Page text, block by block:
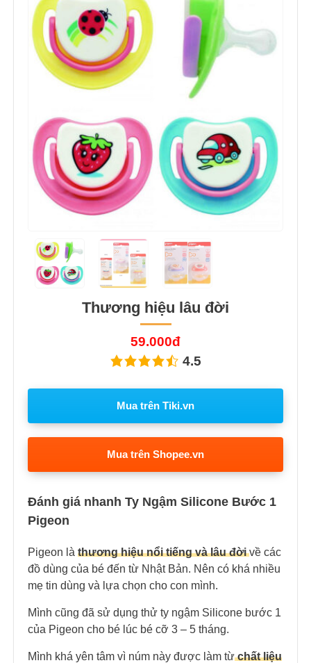
Thương hiệu lâu đời
59.000đ
4.5
Mua trên Tiki.vn
Mua trên Shopee.vn
Đánh giá nhanh Ty Ngậm Silicone Bước 1
Pigeon
Pigeon là thương hiệu nổi tiếng và lâu đời về các
đồ dùng của bé đến từ Nhật Bản. Nên có khá nhiều
mẹ tin dùng và lựa chọn cho con mình.
Mình cũng đã sử dụng thử ty ngậm Silicone bước 1
của Pigeon cho bé lúc bé cỡ 3 – 5 tháng.
Mình khá yên tâm vì núm này được làm từchất liệu